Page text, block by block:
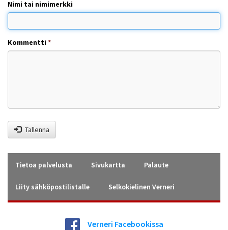
Nimi tai nimimerkki
Kommentti*
Tallenna
Tietoa palvelusta Sivukartta Palaute
Liity sähköpostilistalle Selkokielinen Verneri
Verneri Facebookissa